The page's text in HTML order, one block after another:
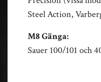
Steel Action,
M8 Gänga:
Sauer 100/101 och